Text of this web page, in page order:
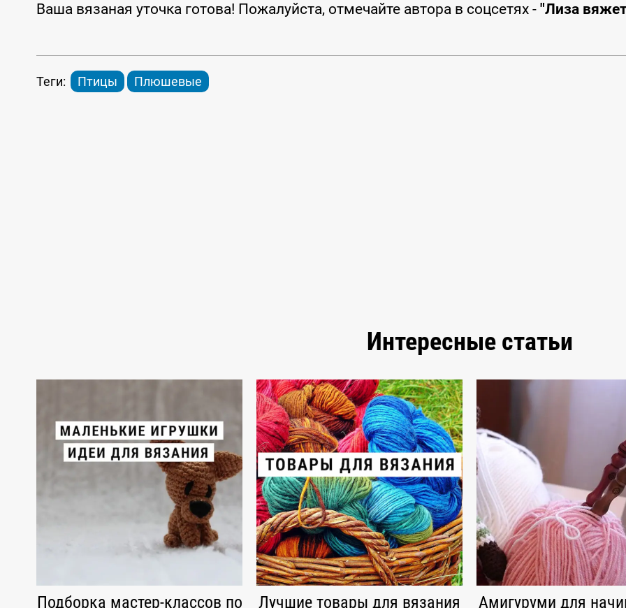
Ваша вязаная уточка готова! Пожалуйста, отмечайте автора в соцсетях - "Лиза
Теги: Птицы Плюшевые
Интересные статьи
Подборка мастер-классов по Лучшие товары для вязания Амигуруми для